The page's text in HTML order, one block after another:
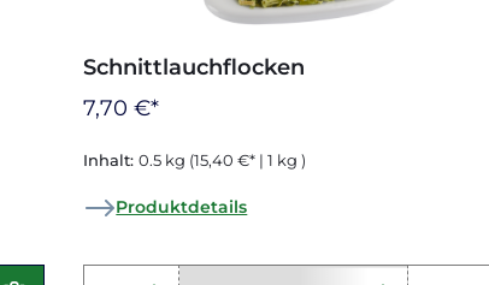
Schnittlauchflocken
7,70 €*
Inhalt:0.5 kg (15,40 €* | 1 kg )
Produktdetails